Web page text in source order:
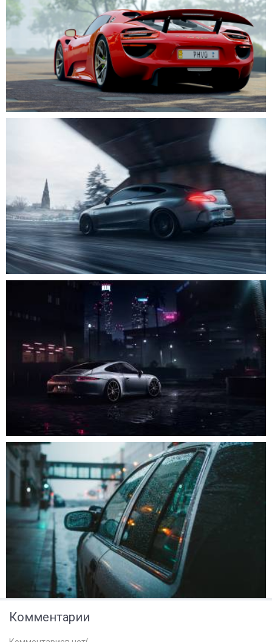
Комментарии